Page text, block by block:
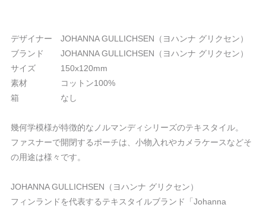
デザイナー JOHANNA GULLICHSEN（ヨハンナ グリクセン）
ブランド JOHANNA GULLICHSEN（ヨハンナ グリクセン）
サイズ 150x120mm
素材 コットン100%
箱 なし
幾何学模様が特徴的なノルマンディシリーズのテキスタイル。
ファスナーで開閉するポーチは、小物入れやカメラケースなどそ
の用途は様々です。
JOHANNA GULLICHSEN（ヨハンナ グリクセン）
フィンランドを代表するテキスタイルブランド「Johanna